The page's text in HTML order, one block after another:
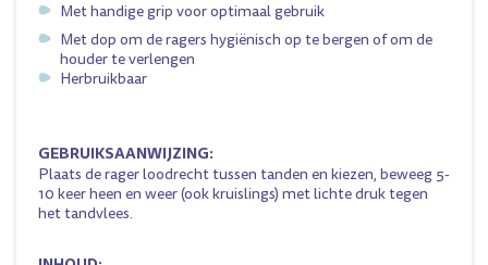
Met handige grip voor optimaal gebruik
Met dop om de ragers hygiënisch op te bergen of om de
houder te verlengen
Herbruikbaar
GEBRUIKSAANWIJZING:
Plaats de rager loodrecht tussen tanden en kiezen, beweeg 5-
10 keer heen en weer (ook kruislings) met lichte druk tegen
het tandvlees.